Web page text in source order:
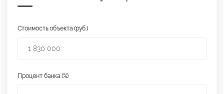
Стоимость объекта (руб.)
Процент банка (%)